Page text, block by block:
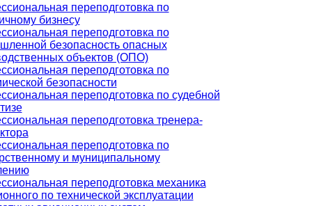
переподготовка по
бизнесу
переподготовка по
безопасность опасных
объектов (ОПО)
переподготовка по
безопасности
переподготовка по судебной
переподготовка тренера-
переподготовка по
и муниципальному
переподготовка механика
по технической эксплуатации